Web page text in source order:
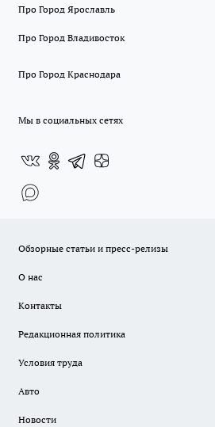
Про Город Ярославль
Про Город Владивосток
Про Город Краснодара
Мы в социальных сетях
Обзорные статьи и пресс-релизы
О нас
Контакты
Редакционная политика
Условия труда
Авто
Новости